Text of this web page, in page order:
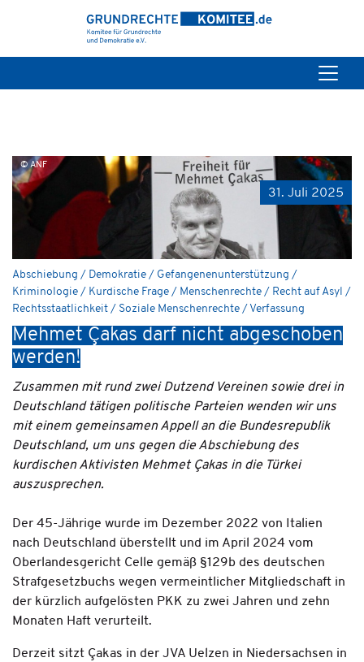
31. Juli 2025
© ANF
Abschiebung / Demokratie / Gefangenenunterstützung /
Kriminologie / Kurdische Frage / Menschenrechte / Recht auf Asyl /
Rechtsstaatlichkeit / Soziale Menschenrechte / Verfassung
Mehmet Çakas darf nicht abgeschoben
werden!
Zusammen mit rund zwei Dutzend Vereinen sowie drei in
Deutschland tätigen politische Parteien wenden wir uns
mit einem gemeinsamen Appell an die Bundesrepublik
Deutschland, um uns gegen die Abschiebung des
kurdischen Aktivisten Mehmet Çakas in die Türkei
auszusprechen.
Der 45-Jährige wurde im Dezember 2022 von Italien
nach Deutschland überstellt und im April 2024 vom
Oberlandesgericht Celle gemäß §129b des deutschen
Strafgesetzbuchs wegen vermeintlicher Mitgliedschaft in
der kürzlich aufgelösten PKK zu zwei Jahren und zehn
Monaten Haft verurteilt.
Derzeit sitzt Çakas in der JVA Uelzen in Niedersachsen in